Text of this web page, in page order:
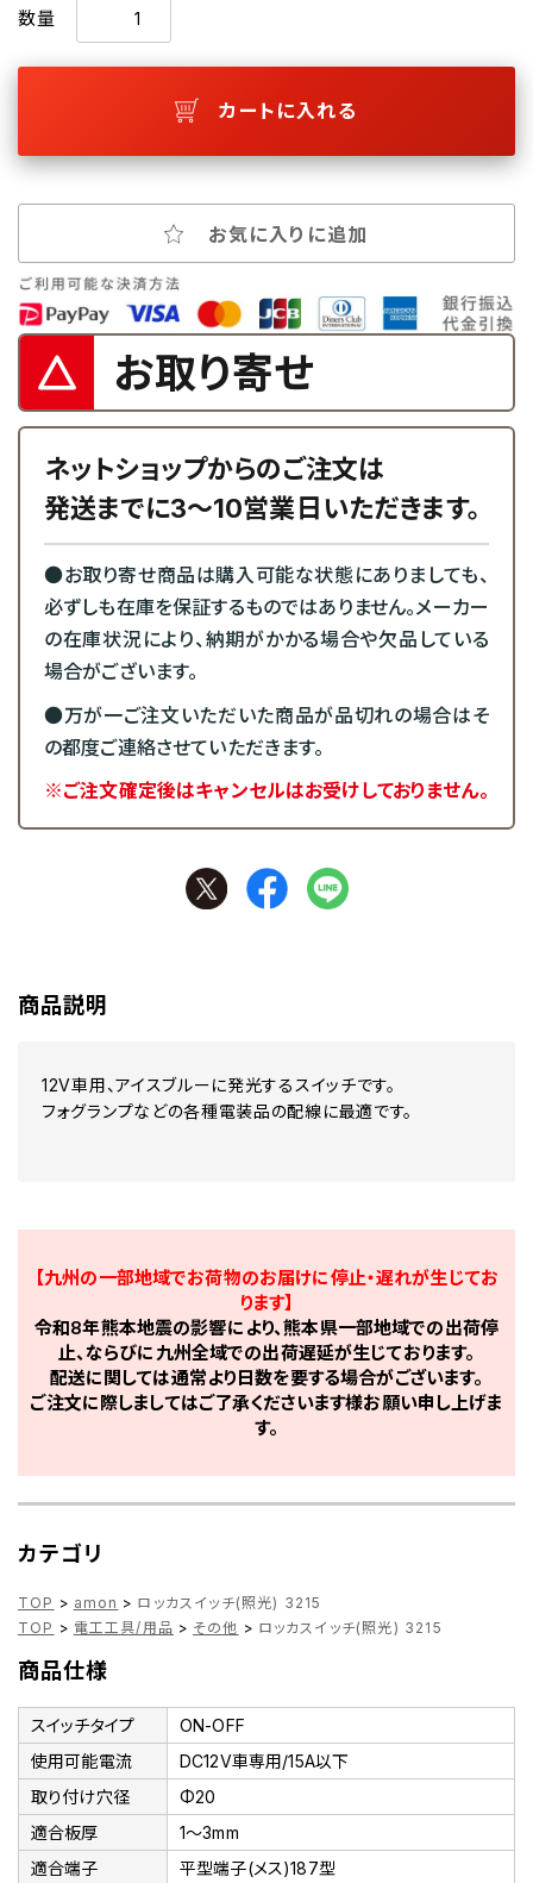
数量
カートに入れる
お気に入りに追加
お取り寄せ
ネットショップからのご注文は
発送までに3～10営業日いただきます。
●お取り寄せ商品は購入可能な状態にありましても、
必ずしも在庫を保証するものではありません。メーカー
の在庫状況により、納期がかかる場合や欠品している
場合がございます。
●万が一ご注文いただいた商品が品切れの場合はそ
の都度ご連絡させていただきます。
※ご注文確定後はキャンセルはお受けしておりません。
商品説明
12V車用、アイスブルーに発光するスイッチです。
フォグランプなどの各種電装品の配線に最適です。
【九州の一部地域でお荷物のお届けに停止・遅れが生じてお
ります】
令和8年熊本地震の影響により、熊本県一部地域での出荷停
止、ならびに九州全域での出荷遅延が生じております。
配送に関しては通常より日数を要する場合がございます。
ご注文に際しましてはご了承くださいます様お願い申し上げま
す。
カテゴリ
TOP > amon > ロッカスイッチ(照光) 3215
TOP > 電工工具/用品 > その他 > ロッカスイッチ(照光) 3215
商品仕様
スイッチタイプ
ON-OFF
使用可能電流
DC12V車専用/15A以下
取り付け穴径
Φ20
適合板厚
1～3mm
適合端子
平型端子(メス)187型